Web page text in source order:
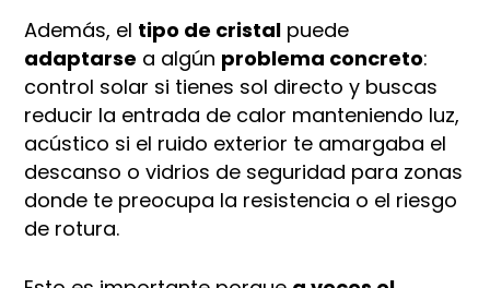
Además, el tipo de cristal puede
adaptarse a algún problema concreto:
control solar si tienes sol directo y buscas
reducir la entrada de calor manteniendo luz,
acústico si el ruido exterior te amargaba el
descanso o vidrios de seguridad para zonas
donde te preocupa la resistencia o el riesgo
de rotura.